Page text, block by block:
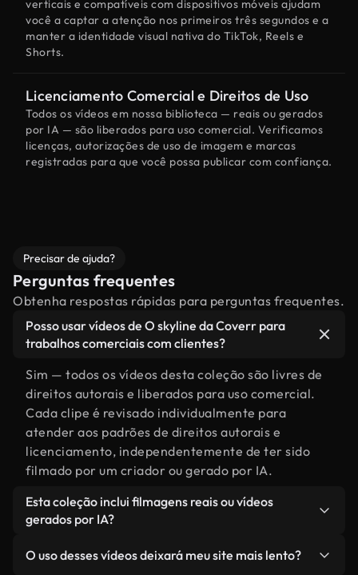
verticais e compatíveis com dispositivos móveis ajudam
você a captar a atenção nos primeiros três segundos e a
manter a identidade visual nativa do TikTok, Reels e
Shorts.
Licenciamento Comercial e Direitos de Uso
Todos os vídeos em nossa biblioteca — reais ou gerados
por IA — são liberados para uso comercial. Verificamos
licenças, autorizações de uso de imagem e marcas
registradas para que você possa publicar com confiança.
Precisar de ajuda?
Perguntas frequentes
Obtenha respostas rápidas para perguntas frequentes.
Posso usar vídeos de O skyline da Coverr para
trabalhos comerciais com clientes?
Sim — todos os vídeos desta coleção são livres de
direitos autorais e liberados para uso comercial.
Cada clipe é revisado individualmente para
atender aos padrões de direitos autorais e
licenciamento, independentemente de ter sido
filmado por um criador ou gerado por IA.
Esta coleção inclui filmagens reais ou vídeos
gerados por IA?
por filmagens reais, feitas por humanos,
O uso desses vídeos deixará meu site mais lento?